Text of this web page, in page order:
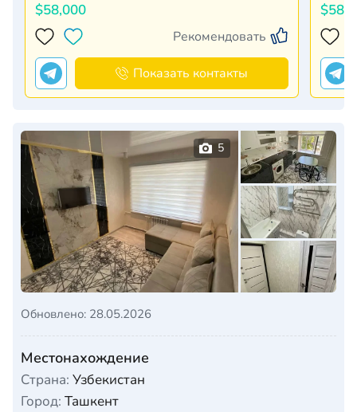
$58,000
Рекомендовать
Показать контакты
5
Обновлено: 28.05.2026
Местонахождение
Страна: Узбекистан
Город: Ташкент